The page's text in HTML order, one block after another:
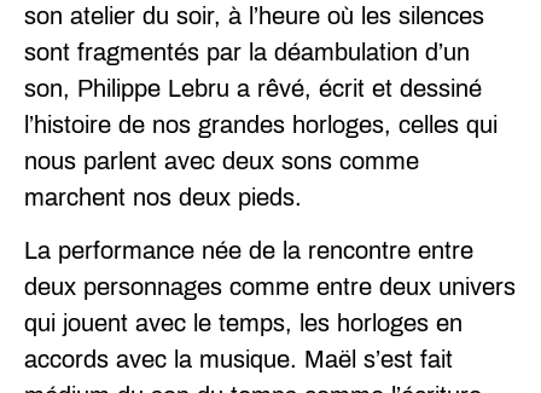
son atelier du soir, à l’heure où les silences
sont fragmentés par la déambulation d’un
son, Philippe Lebru a rêvé, écrit et dessiné
l’histoire de nos grandes horloges, celles qui
nous parlent avec deux sons comme
marchent nos deux pieds.
La performance née de la rencontre entre
deux personnages comme entre deux univers
qui jouent avec le temps, les horloges en
accords avec la musique. Maël s’est fait